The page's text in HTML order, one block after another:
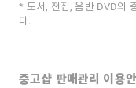
도서, 전집, 음반 DVD의
다.
중고샵 판매관리 이용